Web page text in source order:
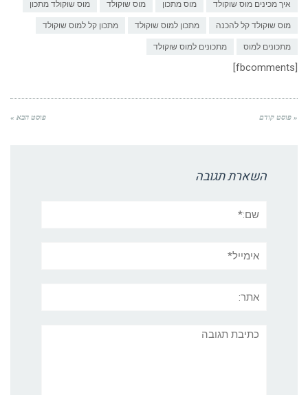
איך מכינים מוס שוקולד מוס מתכון מוס שוקולד מוס שוקולד מתכון
מוס שוקולד קל להכנה מתכון למוס שוקולד מתכון קל למוס שוקולד
מתכונים למוס מתכונים למוס שוקולד
[fbcomments]
« פוסט קודם פוסט הבא »
השארת תגובה
תגובה